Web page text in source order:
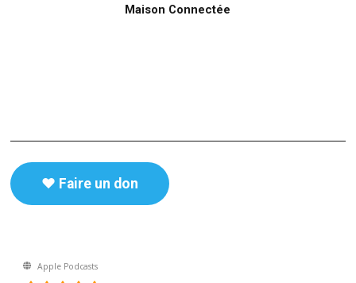
Maison Connectée
♥️ Faire un don
Apple Podcasts